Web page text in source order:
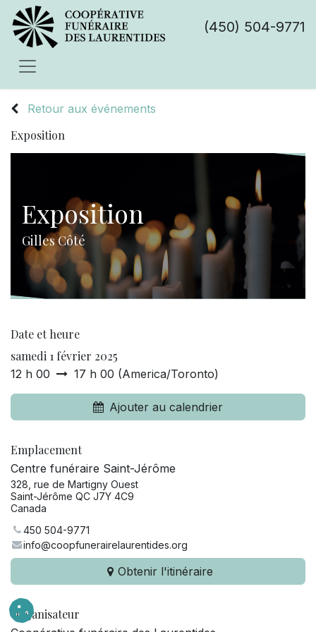
(450) 504-9771
Retour aux événements
Exposition
Exposition
Gilles Côté
Date et heure
samedi 1 février 2025
12 h 00 17 h 00 (America/Toronto)
Ajouter au calendrier
Emplacement
Centre funéraire Saint-Jérôme
328, rue de Martigny Ouest
Saint-Jérôme QC J7Y 4C9
Canada
450 504-9771
info@coopfunerairelaurentides.org
Obtenir l'itinéraire
Organisateur